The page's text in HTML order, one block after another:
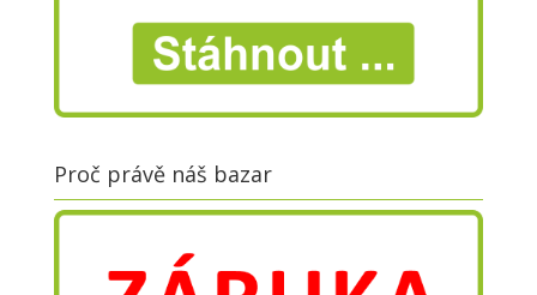
Proč právě náš bazar